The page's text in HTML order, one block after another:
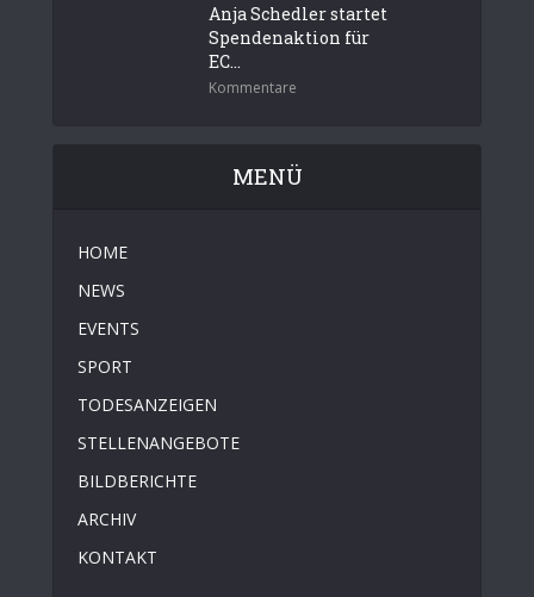
Anja Schedler startet
Spendenaktion für
EC...
Kommentare
MENÜ
HOME
NEWS
EVENTS
SPORT
TODESANZEIGEN
STELLENANGEBOTE
BILDBERICHTE
ARCHIV
KONTAKT